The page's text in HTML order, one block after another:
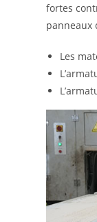
fortes
panneaux
Les